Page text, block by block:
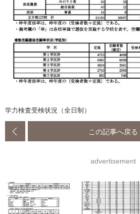
学力検査受検状況（全日制）
この記事へ戻る
advertisement